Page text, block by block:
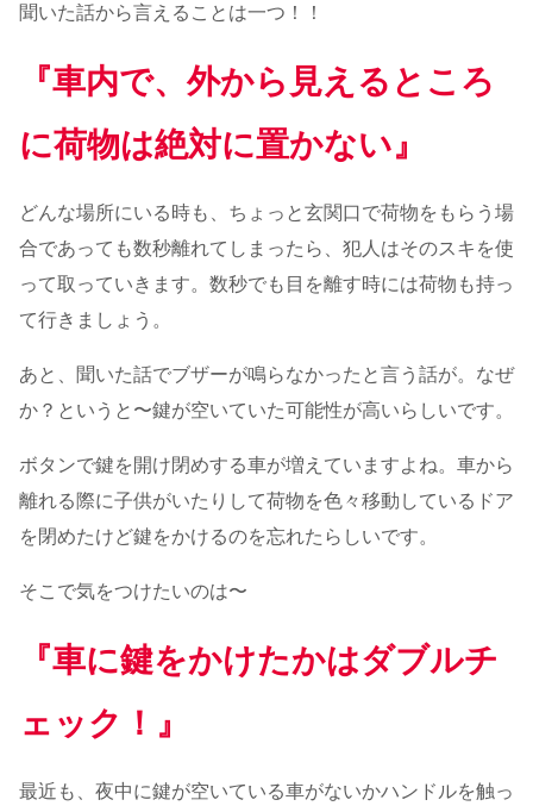
聞いた話から言えることは一つ！！
『車内で、外から見えるところ
に荷物は絶対に置かない』
どんな場所にいる時も、ちょっと玄関口で荷物をもらう場
合であっても数秒離れてしまったら、犯人はそのスキを使
って取っていきます。数秒でも目を離す時には荷物も持っ
て行きましょう。
あと、聞いた話でブザーが鳴らなかったと言う話が。なぜ
か？というと〜鍵が空いていた可能性が高いらしいです。
ボタンで鍵を開け閉めする車が増えていますよね。車から
離れる際に子供がいたりして荷物を色々移動しているドア
を閉めたけど鍵をかけるのを忘れたらしいです。
そこで気をつけたいのは〜
『車に鍵をかけたかはダブルチ
ェック！』
最近も、夜中に鍵が空いている車がないかハンドルを触っ